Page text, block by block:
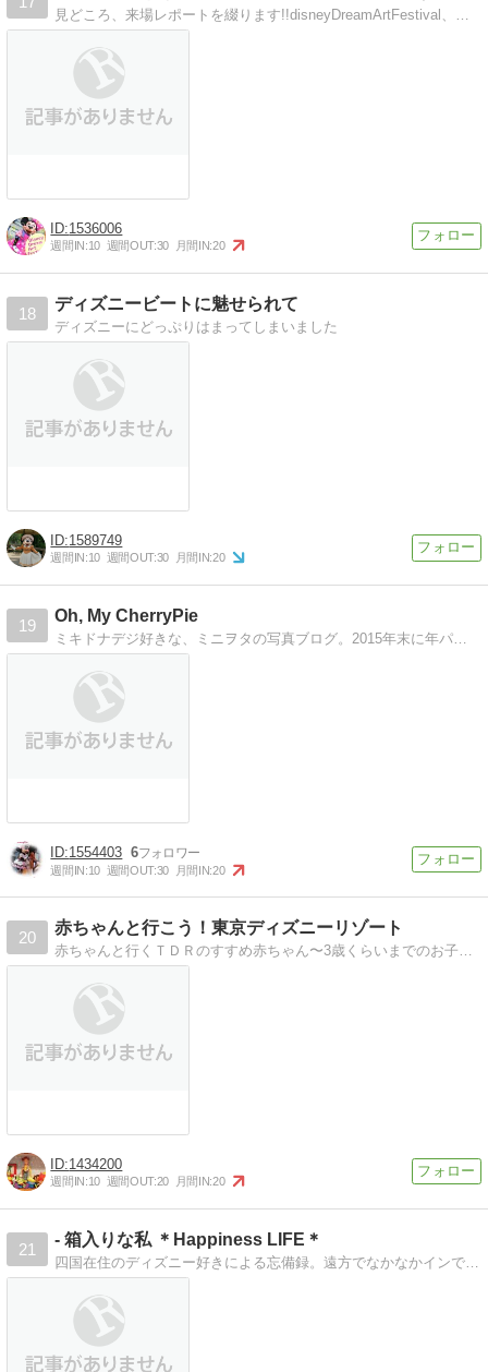
見どころ、来場レポートを綴ります!!disneyDreamArtFestival、来場予約特典等の情報もあり！
1536006
週間IN:10 週間OUT:30 月間IN:20
18
ディズニービートに魅せられて
ディズニーにどっぷりはまってしまいました
1589749
週間IN:10 週間OUT:30 月間IN:20
19
Oh, My CherryPie
ミキドナデジ好きな、ミニヲタの写真ブログ。2015年末に年パス復帰！色々な感覚を取り戻そうと、奮闘中。
1554403 6
週間IN:10 週間OUT:30 月間IN:20
20
赤ちゃんと行こう！東京ディズニーリゾート
1434200
週間IN:10 週間OUT:20 月間IN:20
21
- 箱入りな私 ＊Happiness LIFE＊
四国在住のディズニー好きによる忘備録。遠方でなかなかインできませんが、毎日頭はディズニーだらけ。